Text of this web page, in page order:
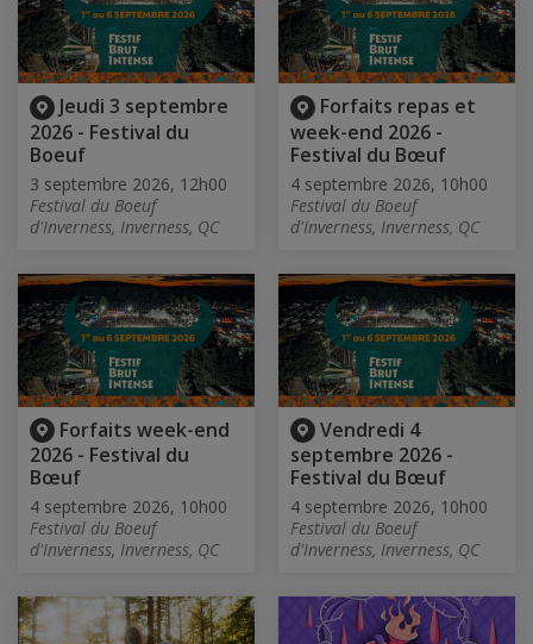
Jeudi 3 septembre
2026 - Festival du
Boeuf
3 septembre 2026, 12h00
Festival du Boeuf
d'Inverness, Inverness, QC
Forfaits repas et
week-end 2026 -
Festival du Bœuf
4 septembre 2026, 10h00
Festival du Boeuf
d'Inverness, Inverness, QC
Forfaits week-end
2026 - Festival du
Bœuf
4 septembre 2026, 10h00
Festival du Boeuf
d'Inverness, Inverness, QC
Vendredi 4
septembre 2026 -
Festival du Bœuf
4 septembre 2026, 10h00
Festival du Boeuf
d'Inverness, Inverness, QC